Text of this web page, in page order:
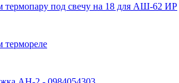
термопару под свечу на 18 для АШ-62 ИР
термореле